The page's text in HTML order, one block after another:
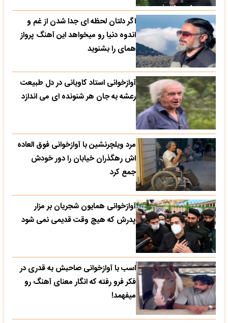
اگر دلتان لحظه ای جدا شدن از غم و
اندوه دنیا رو میخواهد این آهنگ پرواز
همای را بشنوید
آوازخوانی استاد کاویانی در دل طبیعت
رعشه به جان هر شنونده ای می اندازد
مرد ویلچرنشین با آوازخوانی فوق العاده
اش رهگذران خیابان را دور خودش
جمع کرد
آوازخوانی همایون شجریان بر مزار
پدرش که هیچ وقت قدیمی نمی شود
اسب با آوازخوانی صاحبش به قدری در
فکر فرو رفته که انگار معنای آهنگ رو
میفهمد!